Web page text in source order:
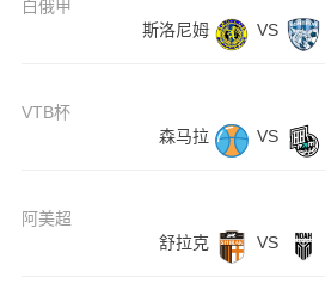
白俄甲
斯洛尼姆
VS
VTB杯
森马拉
VS
阿美超
舒拉克
VS